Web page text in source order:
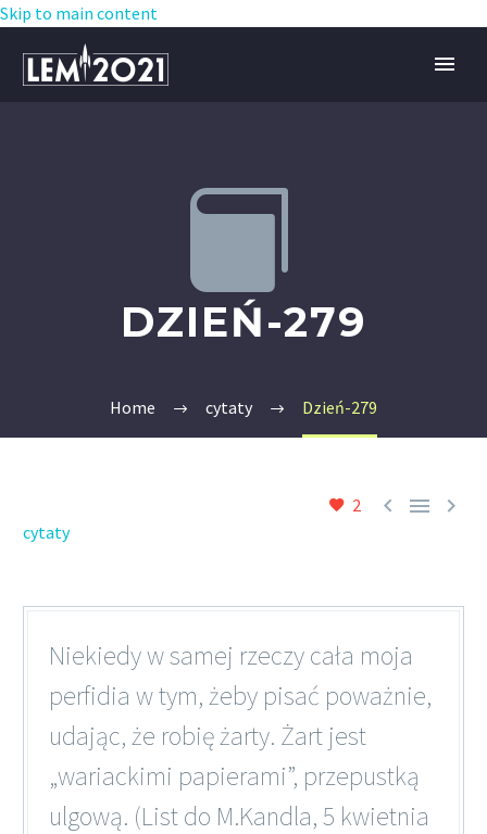
Skip to main content


DZIEŃ-279
Home cytaty Dzień-279
2   
cytaty
Niekiedy w samej rzeczy cała moja
perfidia w tym, żeby pisać poważnie,
udając, że robię żarty. Żart jest
„wariackimi papierami”, przepustką
ulgową. (List do M.Kandla, 5 kwietnia